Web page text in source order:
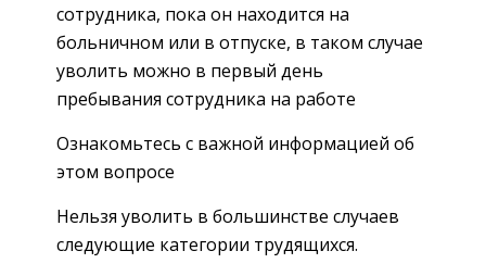
сотрудника, пока он находится на
больничном или в отпуске, в таком случае
уволить можно в первый день
пребывания сотрудника на работе
Ознакомьтесь с важной информацией об
этом вопросе
Нельзя уволить в большинстве случаев
следующие категории трудящихся.